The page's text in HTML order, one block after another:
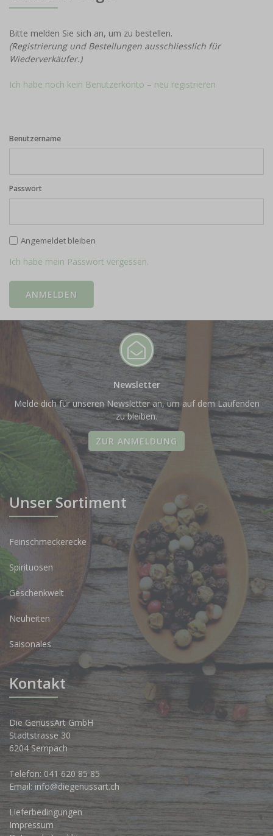
Bitte melden Sie sich an, um zu bestellen.
(Registrierung und Bestellungen ausschliesslich für
Wiederverkäufer.)
Ich habe noch kein Benutzerkonto – neu registrieren
Benutzername
Passwort
Angemeldet bleiben
Ich habe mein Passwort vergessen.
Newsletter
Melde dich für unseren Newsletter an, um auf dem Laufenden
zu bleiben.
ZUR ANMELDUNG
Unser Sortiment
Feinschmeckerecke
Spirituosen
Geschenkwelt
Neuheiten
Saisonales
Kontakt
Die GenussArt GmbH
Stadtstrasse 30
6204 Sempach
Telefon: 041 620 85 85
Email: info@diegenussart.ch
Lieferbedingungen
Impressum